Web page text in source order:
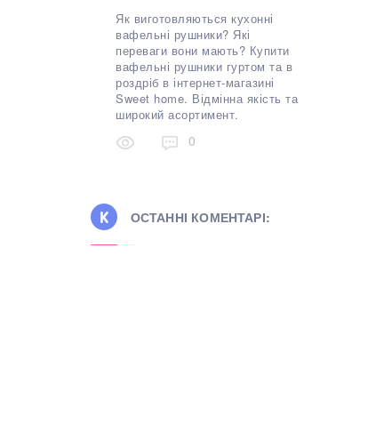
Як виготовляються кухонні
вафельні рушники? Які
переваги вони мають? Купити
вафельні рушники гуртом та в
роздріб в інтернет-магазині
Sweet home. Відмінна якість та
широкий асортимент.
0
ОСТАННІ КОМЕНТАРІ: